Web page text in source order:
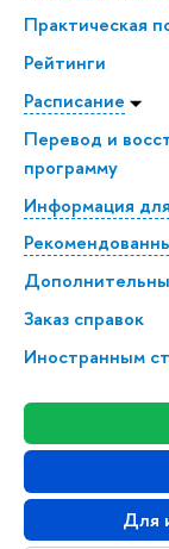
Практическая
Рейтинги
Расписание
Перевод и
программу
Информация
Заказ справок
Иностранным
Для